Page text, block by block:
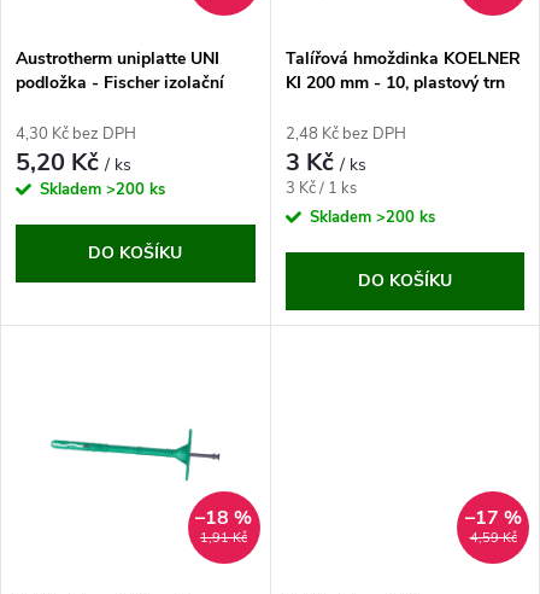
p
r
o
u
s
p
r
o
d
u
Austrotherm uniplatte UNI
podložka - Fischer izolační
4,30 Kč bez DPH
5,20 Kč/ ks
Skladem >200 ks
DO KOŠÍKU
Talířová hmoždinka KOELNER
KI 200 mm - 10, plastový trn
2,48 Kč bez DPH
3 Kč/ ks
Měrná
cena:
3 Kč / 1 ks
Skladem >200 ks
DO KOŠÍKU
1,91 Kč
–18 %
4,59 Kč
–17 %